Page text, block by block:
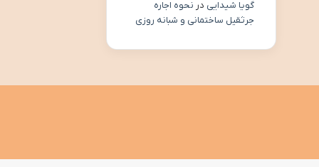
گویا شیدایی در نحوه اجاره
جرثقیل ساختمانی و شبانه روزی